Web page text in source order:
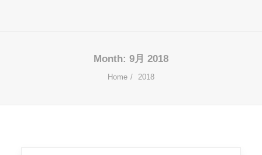
Month: 9月 2018
Home 2018